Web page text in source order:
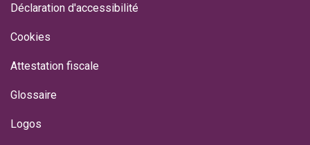
Déclaration d'accessibilité
Cookies
Attestation fiscale
Glossaire
Logos